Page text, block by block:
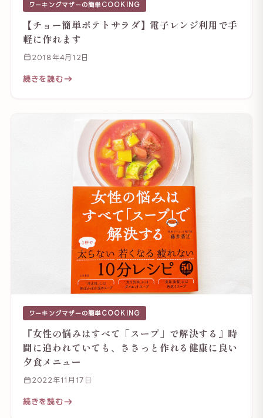
ワーキングマザーの簡単COOKING
【チョー簡単ポテトサラダ】電子レンジ利用で手
軽に作れます
2018年4月12日
続きを読む
ワーキングマザーの簡単COOKING
『女性の悩みはすべて「スープ」で解決する』時
間に追われていても、ささっと作れる健康に良い
夕食メニュー
2022年11月17日
続きを読む